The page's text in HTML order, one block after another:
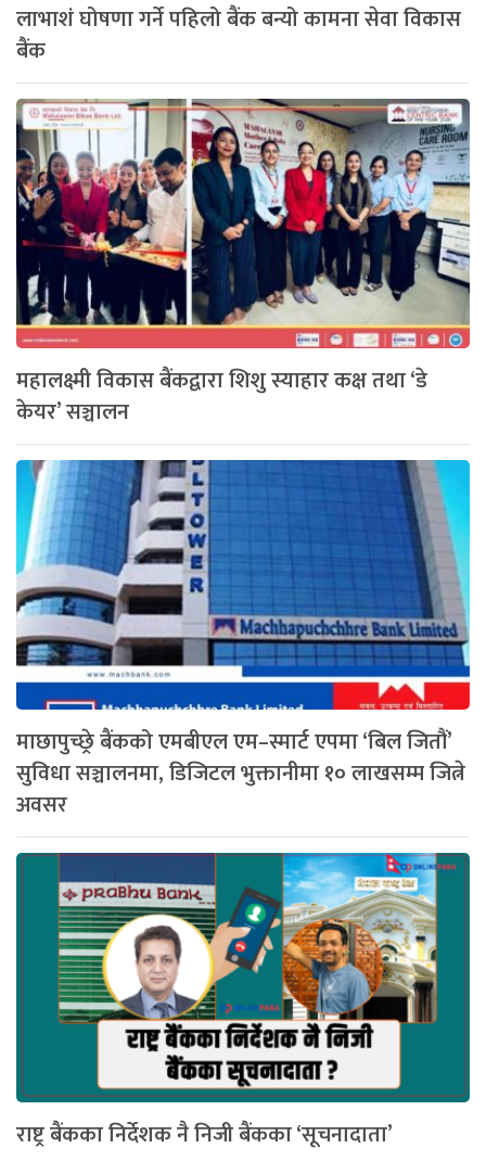
लाभाशं घोषणा गर्ने पहिलो बैंक बन्यो कामना सेवा विकास
बैंक
महालक्ष्मी विकास बैंकद्वारा शिशु स्याहार कक्ष तथा ‘डे
केयर’ सञ्चालन
माछापुच्छ्रे बैंकको एमबीएल एम–स्मार्ट एपमा ‘बिल जितौं’
सुविधा सञ्चालनमा, डिजिटल भुक्तानीमा १० लाखसम्म जित्ने
अवसर
राष्ट्र बैंकका निर्देशक नै निजी बैंकका ‘सूचनादाता’